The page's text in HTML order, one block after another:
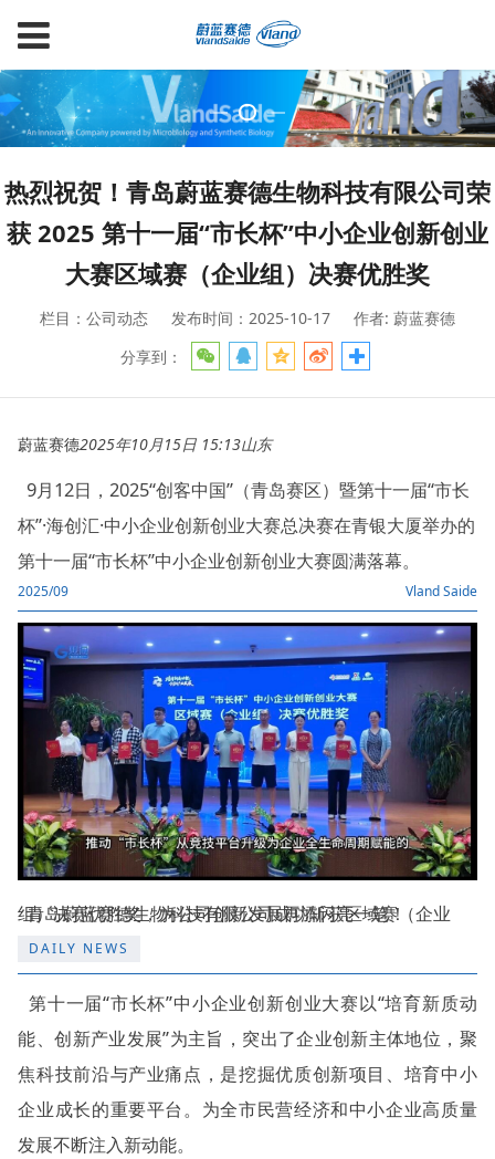
热烈祝贺！青岛蔚蓝赛德生物科技有限公司荣
获 2025 第十一届“市长杯”中小企业创新创业
大赛区域赛（企业组）决赛优胜奖
栏目：公司动态 发布时间：2025-10-17
作者: 蔚蓝赛德
分享到：
蔚蓝赛德2025年10月15日 15:13山东
9月12日，2025“创客中国”（青岛赛区）暨第十一届“市长
杯”·海创汇·中小企业创新创业大赛总决赛在青银大厦举办的
第十一届“市长杯”中小企业创新创业大赛圆满落幕。
2025/09 Vland Saide
青岛蔚蓝赛德生物科技有限公司成功斩获区域赛（企业组）决赛优胜奖，为公司创新发展再添闪亮一笔！
DAILY NEWS
第十一届“市长杯”中小企业创新创业大赛以“培育新质动
能、创新产业发展”为主旨，突出了企业创新主体地位，聚
焦科技前沿与产业痛点，是挖掘优质创新项目、培育中小
企业成长的重要平台。为全市民营经济和中小企业高质量
发展不断注入新动能。